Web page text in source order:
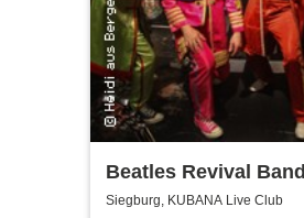
Beatles Revival Band
Siegburg, KUBANA Live Club